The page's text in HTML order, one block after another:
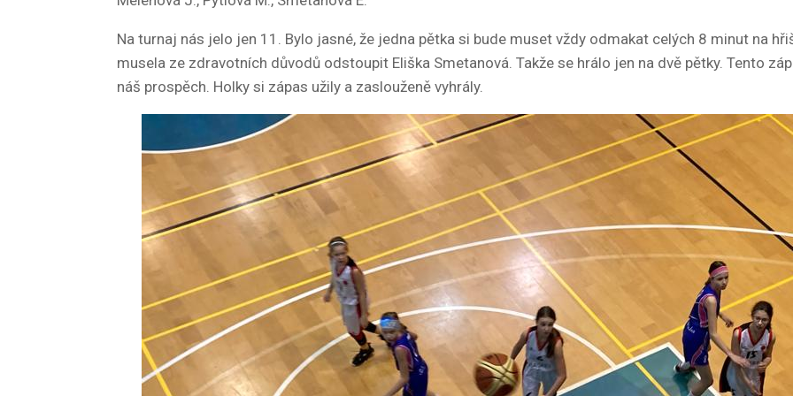
Na turnaj nás jelo jen 11. Bylo jasné, že jedna pětka si bude muset vždy odmakat celých 8 minut na
musela ze zdravotních důvodů odstoupit Eliška Smetanová. Takže se hrálo jen na dvě pětky. Tento
náš prospěch. Holky si zápas užily a zaslouženě vyhrály.